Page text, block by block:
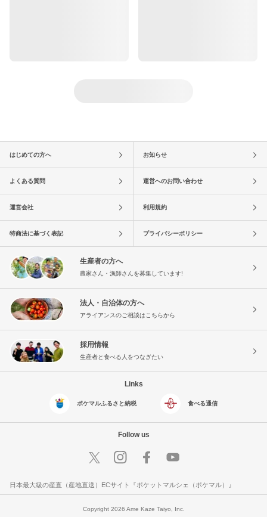
はじめての方へ お知らせ
よくある質問 運営へのお問い合わせ
運営会社 利用規約
特商法に基づく表記 プライバシーポリシー
生産者の方へ
農家さん・漁師さんを募集しています!
法人・自治体の方へ
アライアンスのご相談はこちらから
採用情報
生産者と食べる人をつなぎたい
Links
ポケマルふるさと納税 食べる通信
Follow us
日本最大級の産直（産地直送）ECサイト『ポケットマルシェ（ポケマル）』
Copyright 2026 Ame Kaze Taiyo, Inc.